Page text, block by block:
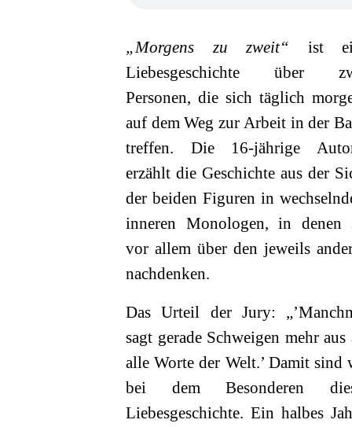
„Morgens zu zweit“ ist
Liebesgeschichte über
Personen, die sich täglich
auf dem Weg zur Arbeit in der
treffen. Die 16-jährige
erzählt die Geschichte aus der
der beiden Figuren in
inneren Monologen, in denen
vor allem über den jeweils
nachdenken.
Das Urteil der Jury:
sagt gerade Schweigen mehr aus
alle Worte der Welt.’ Damit sind
bei dem Besonderen
Liebesgeschichte. Ein halbes